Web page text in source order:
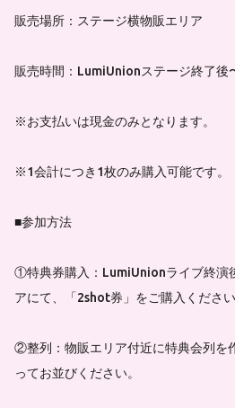
販売場所：ステージ横物販エリア
販売時間：LumiUnionステージ終了後
※お支払いは現金のみとなります。
※1会計につき1枚のみ購入可能です。
■参加方法
①特典券購入：LumiUnionライブ終演
アにて、「2shot券」をご購入ください
②整列：物販エリア付近に特典会列を
ってお並びください。